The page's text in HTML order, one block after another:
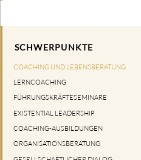
SCHWERPUNKTE
COACHING UND LEBENSBERATUNG
LERNCOACHING
FÜHRUNGSKRÄFTESEMINARE
EXISTENTIAL LEADERSHIP
COACHING-AUSBILDUNGEN
ORGANISATIONSBERATUNG